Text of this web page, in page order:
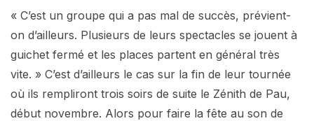
« C’est un groupe qui a pas mal de succès, prévient-
on d’ailleurs. Plusieurs de leurs spectacles se jouent à
guichet fermé et les places partent en général très
vite. » C’est d’ailleurs le cas sur la fin de leur tournée
où ils rempliront trois soirs de suite le Zénith de Pau,
début novembre. Alors pour faire la fête au son de